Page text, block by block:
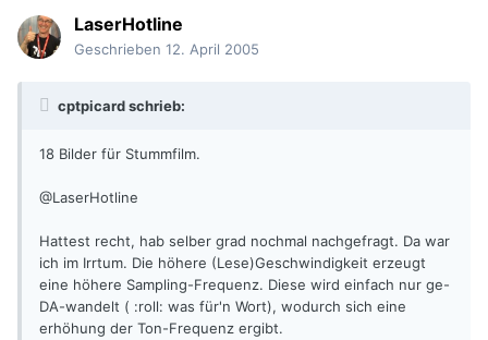
LaserHotline
Geschrieben 12. April 2005
cptpicard schrieb:
18 Bilder für Stummfilm.
@LaserHotline
Hattest recht, hab selber grad nochmal nachgefragt. Da war
ich im Irrtum. Die höhere (Lese)Geschwindigkeit erzeugt
eine höhere Sampling-Frequenz. Diese wird einfach nur ge-
DA-wandelt ( :roll: was für'n Wort), wodurch sich eine
erhöhung der Ton-Frequenz ergibt.